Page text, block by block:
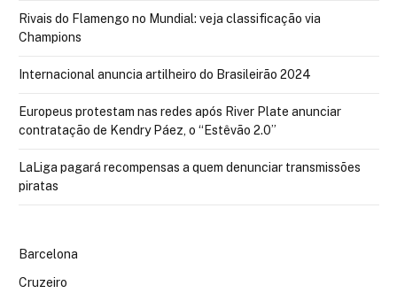
Rivais do Flamengo no Mundial: veja classificação via
Champions
Internacional anuncia artilheiro do Brasileirão 2024
Europeus protestam nas redes após River Plate anunciar
contratação de Kendry Páez, o “Estêvão 2.0”
LaLiga pagará recompensas a quem denunciar transmissões
piratas
Barcelona
Cruzeiro